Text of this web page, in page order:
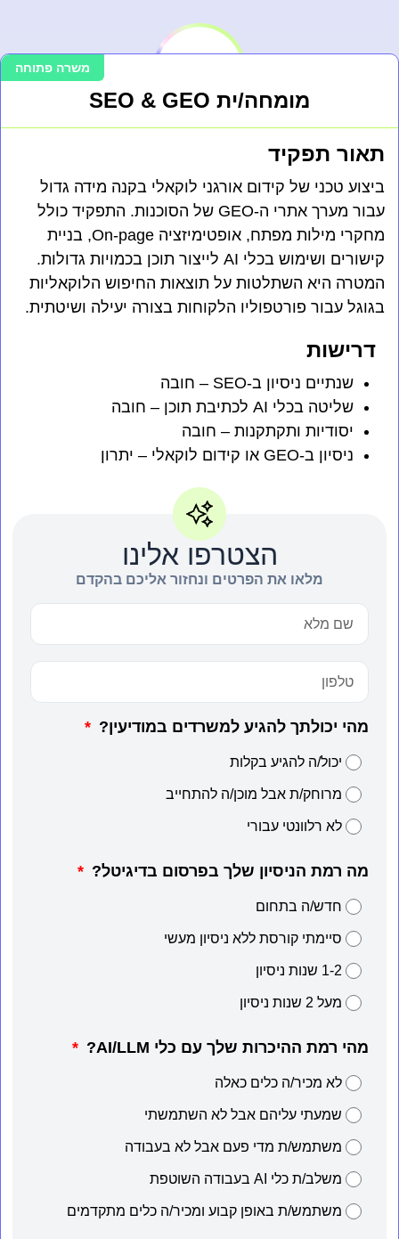
משרה פתוחה
מומחה/ית SEO & GEO
תאור תפקיד
ביצוע טכני של קידום אורגני לוקאלי בקנה מידה גדול
עבור מערך אתרי ה-GEO של הסוכנות. התפקיד כולל
מחקרי מילות מפתח, אופטימיזציה On-page, בניית
קישורים ושימוש בכלי AI לייצור תוכן בכמויות גדולות.
המטרה היא השתלטות על תוצאות החיפוש הלוקאליות
בגוגל עבור פורטפוליו הלקוחות בצורה יעילה ושיטתית.
דרישות
שנתיים ניסיון ב-SEO – חובה
שליטה בכלי AI לכתיבת תוכן – חובה
יסודיות ותקתקנות – חובה
ניסיון ב-GEO או קידום לוקאלי – יתרון
הצטרפו אלינו
מלאו את הפרטים ונחזור אליכם בהקדם
מהי יכולתך להגיע למשרדים במודיעין?
יכול/ה להגיע בקלות
מרוחק/ת אבל מוכן/ה להתחייב
לא רלוונטי עבורי
מה רמת הניסיון שלך בפרסום בדיגיטל?
חדש/ה בתחום
סיימתי קורסת ללא ניסיון מעשי
1-2 שנות ניסיון
מעל 2 שנות ניסיון
מהי רמת ההיכרות שלך עם כלי AI/LLM?
לא מכיר/ה כלים כאלה
שמעתי עליהם אבל לא השתמשתי
משתמש/ת מדי פעם אבל לא בעבודה
משלב/ת כלי AI בעבודה השוטפת
משתמש/ת באופן קבוע ומכיר/ה כלים מתקדמים